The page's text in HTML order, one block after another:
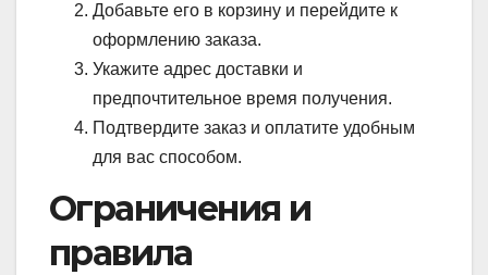
Добавьте его в корзину и перейдите к
оформлению заказа.
Укажите адрес доставки и
предпочтительное время получения.
Подтвердите заказ и оплатите удобным
для вас способом.
Ограничения и
правила